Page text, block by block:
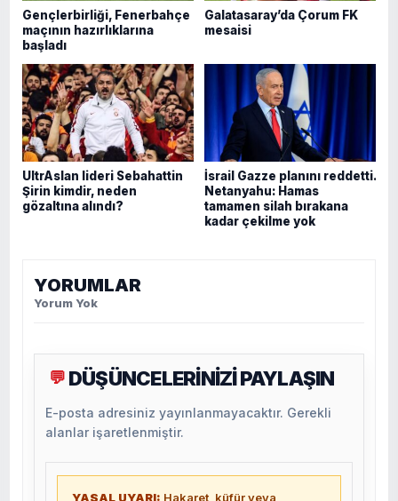
Gençlerbirliği, Fenerbahçe
maçının hazırlıklarına
başladı
Galatasaray’da Çorum FK
mesaisi
UltrAslan lideri Sebahattin
Şirin kimdir, neden
gözaltına alındı?
İsrail Gazze planını reddetti.
Netanyahu: Hamas
tamamen silah bırakana
kadar çekilme yok
YORUMLAR
Yorum Yok
💬 DÜŞÜNCELERİNİZİ PAYLAŞIN
E-posta adresiniz yayınlanmayacaktır. Gerekli
alanlar işaretlenmiştir.
YASAL UYARI: Hakaret, küfür veya